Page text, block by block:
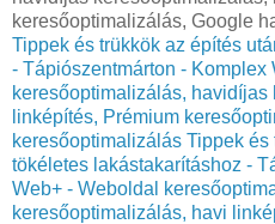
keresőoptimalizálás, Google
Tippek és trükkök az építés
- Tápiószentmárton - Komplex
keresőoptimalizálás,
linképítés, Prémium
keresőoptimalizálás Tippek és
tökéletes lakástakarításhoz -
Web+ - Weboldal
keresőoptimalizálás, havi